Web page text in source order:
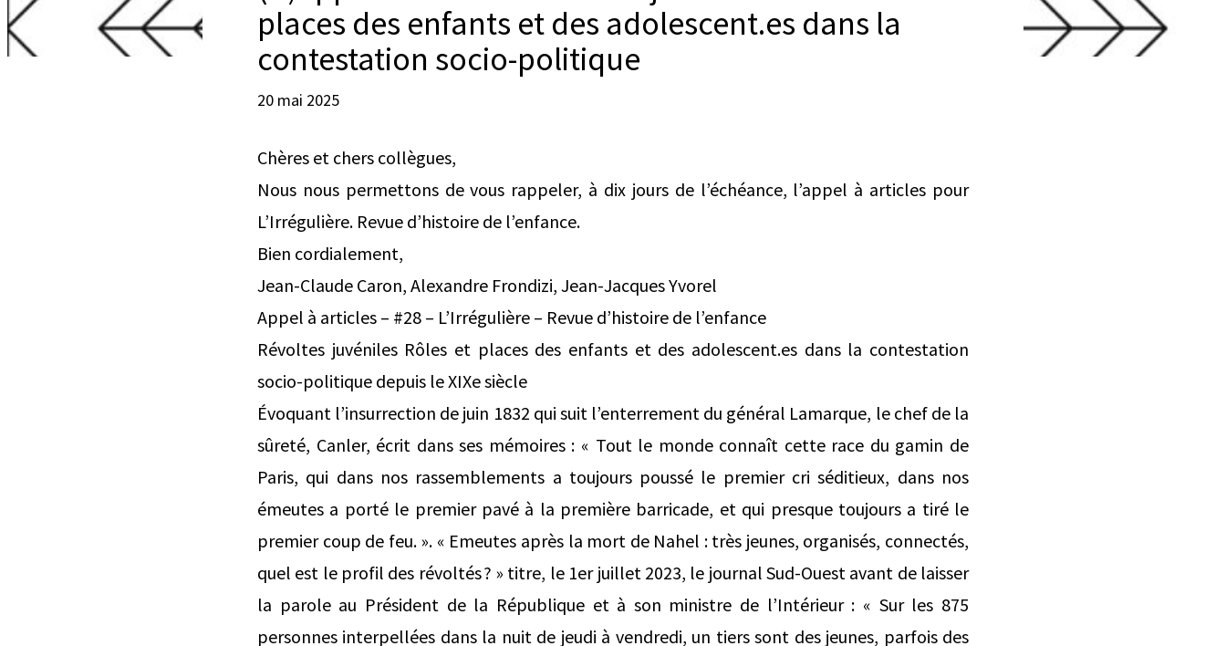
places des enfants et des adolescent.es dans la
contestation socio-politique
20 mai 2025
Chères et chers collègues,
Nous nous permettons de vous rappeler, à dix jours de l’échéance, l’appel à articles pour
L’Irrégulière. Revue d’histoire de l’enfance.
Bien cordialement,
Jean-Claude Caron, Alexandre Frondizi, Jean-Jacques Yvorel
Appel à articles – #28 – L’Irrégulière – Revue d’histoire de l’enfance
Révoltes juvéniles Rôles et places des enfants et des adolescent.es dans la contestation
socio-politique depuis le XIXe siècle
Évoquant l’insurrection de juin 1832 qui suit l’enterrement du général Lamarque, le chef de la
sûreté, Canler, écrit dans ses mémoires : « Tout le monde connaît cette race du gamin de
Paris, qui dans nos rassemblements a toujours poussé le premier cri séditieux, dans nos
émeutes a porté le premier pavé à la première barricade, et qui presque toujours a tiré le
premier coup de feu. ». « Emeutes après la mort de Nahel : très jeunes, organisés, connectés,
quel est le profil des révoltés ? » titre, le 1er juillet 2023, le journal Sud-Ouest avant de laisser
la parole au Président de la République et à son ministre de l’Intérieur : « Sur les 875
personnes interpellées dans la nuit de jeudi à vendredi, un tiers sont des jeunes, parfois des